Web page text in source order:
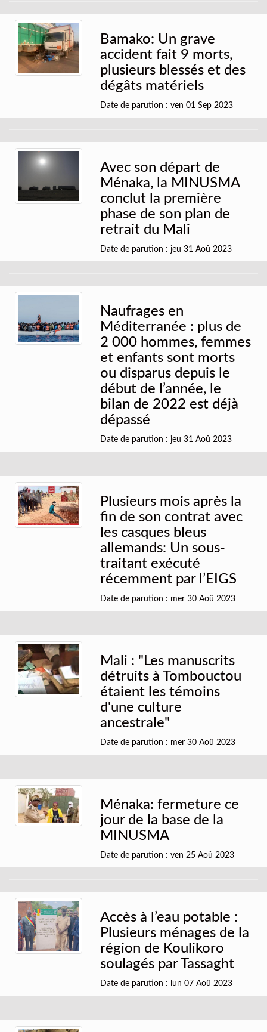
Bamako: Un grave
accident fait 9 morts,
plusieurs blessés et des
dégâts matériels
Date de parution : ven 01 Sep 2023
Avec son départ de
Ménaka, la MINUSMA
conclut la première
phase de son plan de
retrait du Mali
Date de parution : jeu 31 Aoû 2023
Naufrages en
Méditerranée : plus de
2 000 hommes, femmes
et enfants sont morts
ou disparus depuis le
début de l’année, le
bilan de 2022 est déjà
dépassé
Date de parution : jeu 31 Aoû 2023
Plusieurs mois après la
fin de son contrat avec
les casques bleus
allemands: Un sous-
traitant exécuté
récemment par l’EIGS
Date de parution : mer 30 Aoû 2023
Mali : "Les manuscrits
détruits à Tombouctou
étaient les témoins
d'une culture
ancestrale"
Date de parution : mer 30 Aoû 2023
Ménaka: fermeture ce
jour de la base de la
MINUSMA
Date de parution : ven 25 Aoû 2023
Accès à l’eau potable :
Plusieurs ménages de la
région de Koulikoro
soulagés par Tassaght
Date de parution : lun 07 Aoû 2023